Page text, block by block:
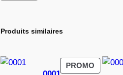
Produits similaires
PROMO